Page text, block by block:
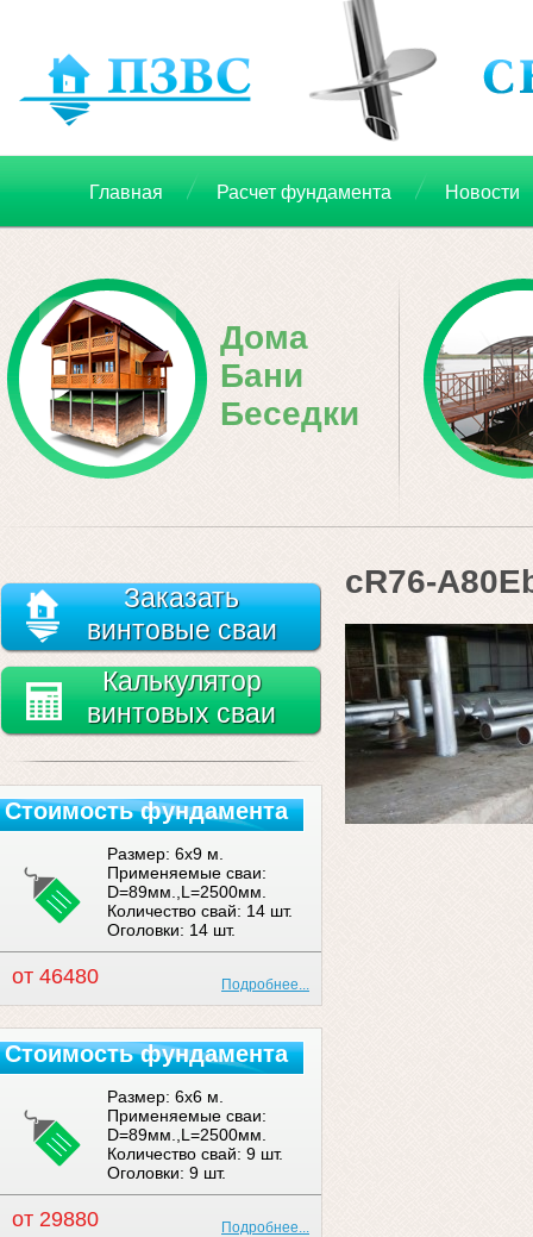
Главная Расчет фундамента Новости
Дома
Бани
Беседки
Заказать
винтовые сваи
Калькулятор
винтовых сваи
Стоимость фундамента
Размер: 6x9 м.
Применяемые сваи:
D=89мм.,L=2500мм.
Количество свай: 14 шт.
Оголовки: 14 шт.
от 46480 Подробнее...
Стоимость фундамента
Размер: 6x6 м.
Применяемые сваи:
D=89мм.,L=2500мм.
Количество свай: 9 шт.
Оголовки: 9 шт.
от 29880 Подробнее...
cR76-